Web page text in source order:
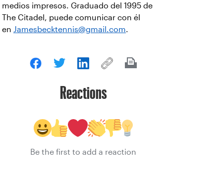
medios impresos. Graduado del 1995 de
The Citadel, puede comunicar con él
en Jamesbecktennis@gmail.com.
Reactions
Be the first to add a reaction